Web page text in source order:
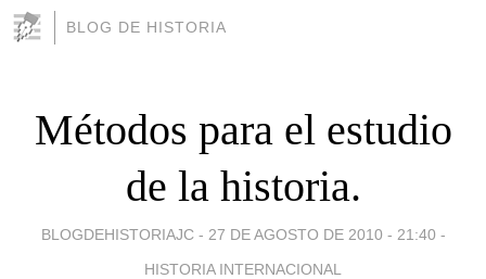
BLOG DE HISTORIA
Métodos para el estudio
de la historia.
BLOGDEHISTORIAJC - 27 DE AGOSTO DE 2010 - 21:40 -
HISTORIA INTERNACIONAL